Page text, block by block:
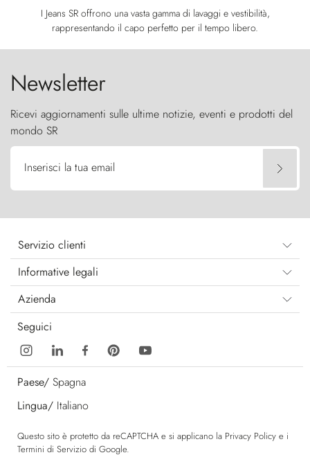
I Jeans SR offrono una vasta gamma di lavaggi e vestibilità,
rappresentando il capo perfetto per il tempo libero.
Newsletter
Ricevi aggiornamenti sulle ultime notizie, eventi e prodotti del
mondo SR
Inserisci la tua email
Servizio clienti
Informative legali
Azienda
Seguici
Paese/ Spagna
Lingua/ Italiano
Questo sito è protetto da reCAPTCHA e si applicano la Privacy Policy e i
Termini di Servizio di Google.